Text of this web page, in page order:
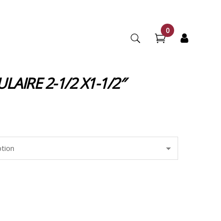
0
2-1/2 X1-1/2″